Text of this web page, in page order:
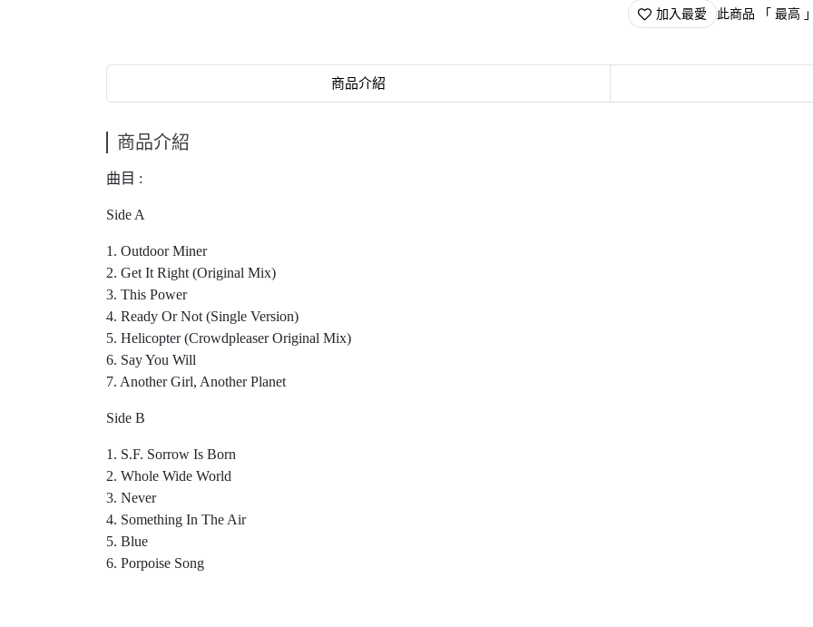
加入最愛 此商品 「 最高
商品介紹
商品介紹
曲目 :
Side A
1. Outdoor Miner
2. Get It Right (Original Mix)
3. This Power
4. Ready Or Not (Single Version)
5. Helicopter (Crowdpleaser Original Mix)
6. Say You Will
7. Another Girl, Another Planet
Side B
1. S.F. Sorrow Is Born
2. Whole Wide World
3. Never
4. Something In The Air
5. Blue
6. Porpoise Song